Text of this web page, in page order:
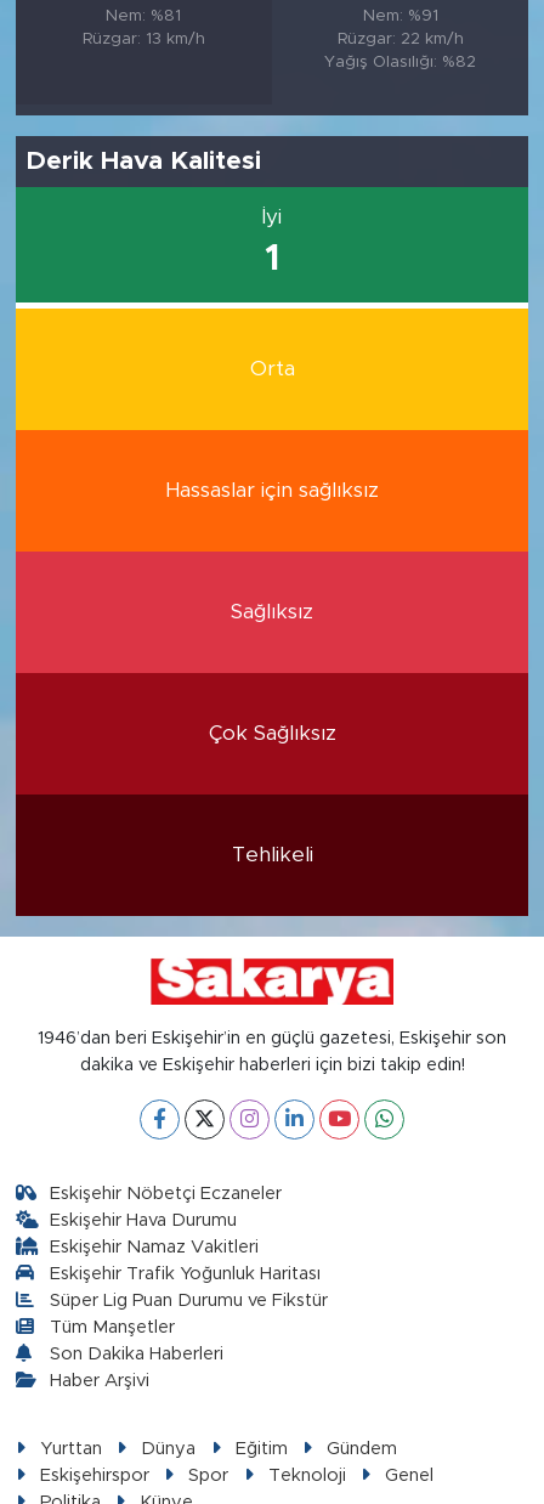
Nem: %81
Rüzgar: 13 km/h
Nem: %91
Rüzgar: 22 km/h
Yağış Olasılığı: %82
Derik Hava Kalitesi
İyi
1
Orta
Hassaslar için sağlıksız
Sağlıksız
Çok Sağlıksız
Tehlikeli
1946’dan beri Eskişehir’in en güçlü gazetesi, Eskişehir son
dakika ve Eskişehir haberleri için bizi takip edin!
Eskişehir Nöbetçi Eczaneler
Eskişehir Hava Durumu
Eskişehir Namaz Vakitleri
Eskişehir Trafik Yoğunluk Haritası
Süper Lig Puan Durumu ve Fikstür
Tüm Manşetler
Son Dakika Haberleri
Haber Arşivi
Yurttan Dünya Eğitim
Gündem
Eskişehirspor
Spor Teknoloji
Genel